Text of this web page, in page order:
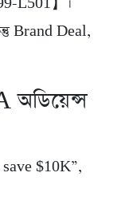
L501】।
Brand Deal,
অডিয়েন্স
$10K”,